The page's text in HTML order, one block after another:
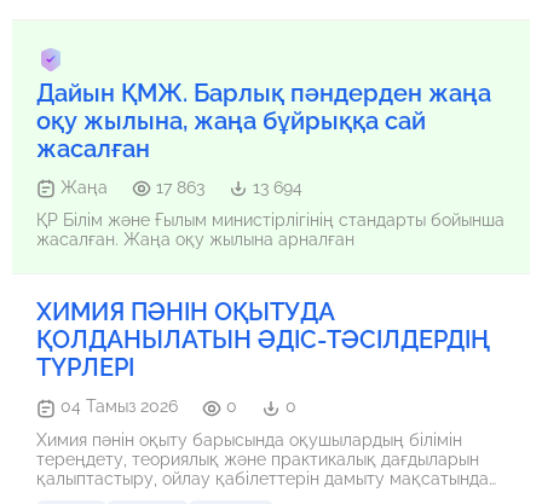
Дайын ҚМЖ. Барлық пәндерден жаңа
оқу жылына, жаңа бұйрыққа сай
жасалған
Жаңа 17 863
13 694
ҚР Білім және Ғылым министірлігінің стандарты бойынша
жасалған. Жаңа оқу жылына арналған
ХИМИЯ ПӘНІН ОҚЫТУДА
ҚОЛДАНЫЛАТЫН ӘДІС-ТӘСІЛДЕРДІҢ
ТҮРЛЕРІ
04 Тамыз 2026 0
0
Химия пәнін оқыту барысында оқушылардың білімін
тереңдету, теориялық және практикалық дағдыларын
қалыптастыру, ойлау қабілеттерін дамыту мақсатында